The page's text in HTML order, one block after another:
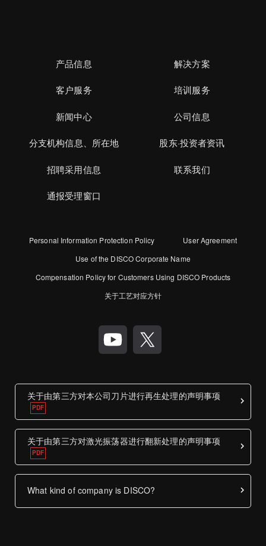
产品信息 解决方案
客户服务 培训服务
新闻中心 公司信息
分支机构信息、所在地 股东·投资者资讯
招聘采用信息 联系我们
通报受理窗口
Personal Information Protection Policy
User Agreement
Use of the DISCO Corporate Name
Compensation Policy for Customers Using DISCO Products
关于工艺对应方针
关于由第三方对本公司刀片进行再生处理的声明事项
关于由第三方对激光振荡器进行翻新处理的声明事项
What kind of company is DISCO?